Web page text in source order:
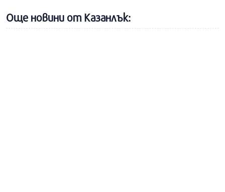
Още новини от Казанлък: